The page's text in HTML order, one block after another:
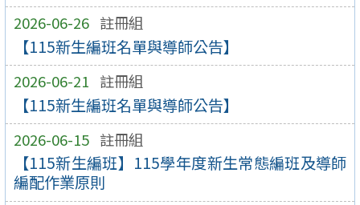
2026-06-26 註冊組
【115新生編班名單與導師公告】
2026-06-21 註冊組
【115新生編班名單與導師公告】
2026-06-15 註冊組
【115新生編班】115學年度新生常態編班及導師
編配作業原則